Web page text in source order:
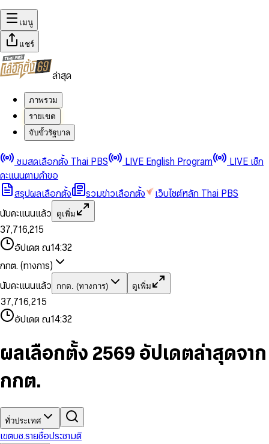
เมนู
แชร์
ล่าสุด
ภาพรวม
รายเขต
จับขั้วรัฐบาล
ชมสดเลือกตั้ง Thai PBS LIVE English Program
LIVE เช็ก
คะแนนตามคำขอ
สรุปผลเลือกตั้ง
รวมข่าวเลือกตั้ง
เว็บไซต์หลัก Thai PBS
นับคะแนนแล้ว
ดูเพิ่ม
0
1
2
3
4
5
6
8
9
0
1
2
3
4
5
6
7
8
9
,
0
1
2
4
6
7
8
9
0
1
2
3
4
5
6
7
8
9
0
1
3
5
6
7
8
9
,
1
2
4
5
7
8
9
0
1
3
4
6
7
8
9
0
2
3
4
5
7
8
อัปเดต ณ14:32
กกต. (ทางการ)
นับคะแนนแล้ว
กกต. (ทางการ) ดูเพิ่ม
0
1
2
3
4
5
7
8
0
1
2
4
5
6
7
8
9
,
0
1
2
4
6
7
8
9
0
1
2
3
5
6
8
9
0
1
3
5
6
7
8
,
1
2
4
6
7
9
0
1
3
5
6
9
0
2
3
4
5
7
9
อัปเดต ณ14:32
ผลเลือกตั้ง 2569 อัปเดตล่าสุดจาก
กกต.
ทั่วประเทศ
เขตบช.รายชื่อประชามติ